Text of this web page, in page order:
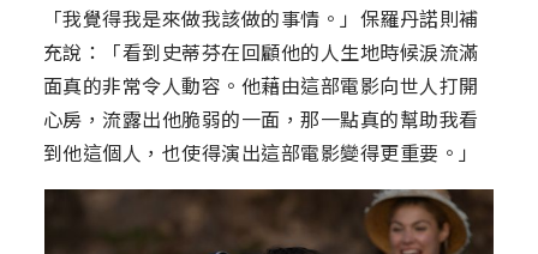
「我覺得我是來做我該做的事情。」保羅丹諾則補
充說：「看到史蒂芬在回顧他的人生地時候淚流滿
面真的非常令人動容。他藉由這部電影向世人打開
心房，流露出他脆弱的一面，那一點真的幫助我看
到他這個人，也使得演出這部電影變得更重要。」